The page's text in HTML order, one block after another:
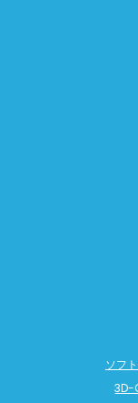
ソフ
3D-